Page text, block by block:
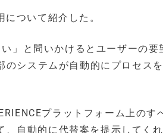
ついて紹介した。
」と問いかけるとユーザーの要
システムが自動的にプロセス
プラットフォーム上のす
自動的に代替案を提示してく